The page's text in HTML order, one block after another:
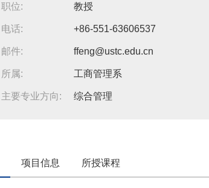
职位:
电话:
邮件:
所属:
主要专业方向:
教授
+86-551-63606537
ffeng@ustc.edu.cn
工商管理系
综合管理
项目信息 所授课程